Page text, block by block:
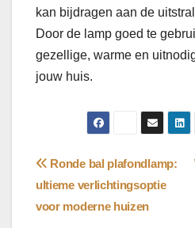
kan bijdragen aan de
Door de lamp goed te
gezellige, warme en
jouw huis.
Bericht
navigatie
Ronde bal plafondlamp:
ultieme verlichtingsoptie
voor moderne huizen